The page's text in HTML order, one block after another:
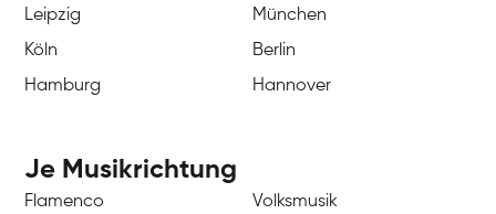
Leipzig
München
Köln
Berlin
Hamburg
Hannover
Je Musikrichtung
Flamenco
Volksmusik